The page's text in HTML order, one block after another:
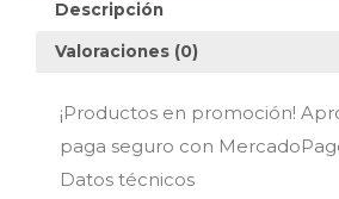
Descripción
Valoraciones (0)
¡Productos en promoción!
paga seguro con
Datos técnicos